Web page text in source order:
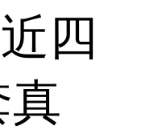
四
真